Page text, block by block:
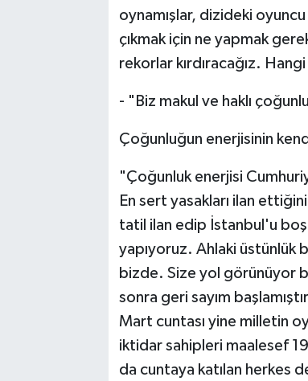
oynamışlar, dizideki
çıkmak için ne yapmak
rekorlar kırdıracağız.
- "Biz makul ve haklı
Çoğunluğun enerjisinin
"Çoğunluk enerjisi
En sert yasakları ilan
tatil ilan edip İstanbul'u
yapıyoruz. Ahlaki üstünlük
bizde. Size yol görünüyor
sonra geri sayım
Mart cuntası yine milletin
iktidar sahipleri maalesef
da cuntaya katılan herkes